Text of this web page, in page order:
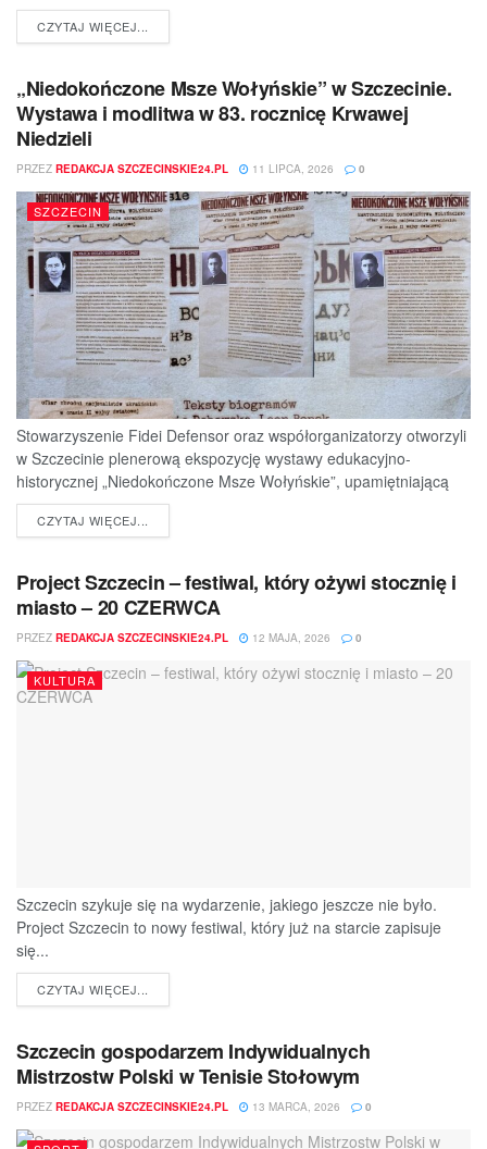
CZYTAJ WIĘCEJ...
„Niedokończone Msze Wołyńskie” w Szczecinie.
Wystawa i modlitwa w 83. rocznicę Krwawej
Niedzieli
PRZEZ REDAKCJA SZCZECINSKIE24.PL 11 LIPCA, 2026 0
SZCZECIN
Stowarzyszenie Fidei Defensor oraz współorganizatorzy otworzyli
w Szczecinie plenerową ekspozycję wystawy edukacyjno-
historycznej „Niedokończone Msze Wołyńskie”, upamiętniającą
ofiary jednej z najtragiczniejszych...
CZYTAJ WIĘCEJ...
Project Szczecin – festiwal, który ożywi stocznię i
miasto – 20 CZERWCA
PRZEZ REDAKCJA SZCZECINSKIE24.PL 12 MAJA, 2026 0
KULTURA
Szczecin szykuje się na wydarzenie, jakiego jeszcze nie było.
Project Szczecin to nowy festiwal, który już na starcie zapisuje
się...
CZYTAJ WIĘCEJ...
Szczecin gospodarzem Indywidualnych
Mistrzostw Polski w Tenisie Stołowym
PRZEZ REDAKCJA SZCZECINSKIE24.PL 13 MARCA, 2026 0